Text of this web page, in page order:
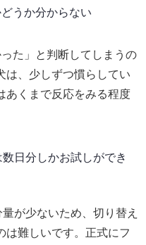
うか分からない
た」と判断してしまうの
は、少しずつ慣らしてい
あくまで反応をみる程度
日分しかお試しができ
が少ないため、切り替え
は難しいです。正式にフ